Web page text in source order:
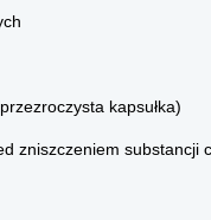
kapsułka)
zniszczeniem substancji